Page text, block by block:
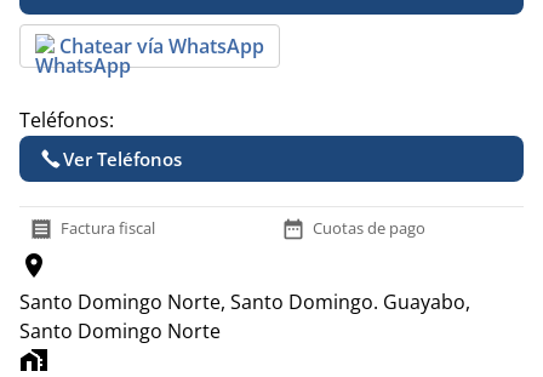
Chatear vía WhatsApp
Teléfonos:
Ver Teléfonos
receipt Factura fiscal date_range Cuotas de pago
location_on
Santo Domingo Norte, Santo Domingo. Guayabo,
Santo Domingo Norte
home_work